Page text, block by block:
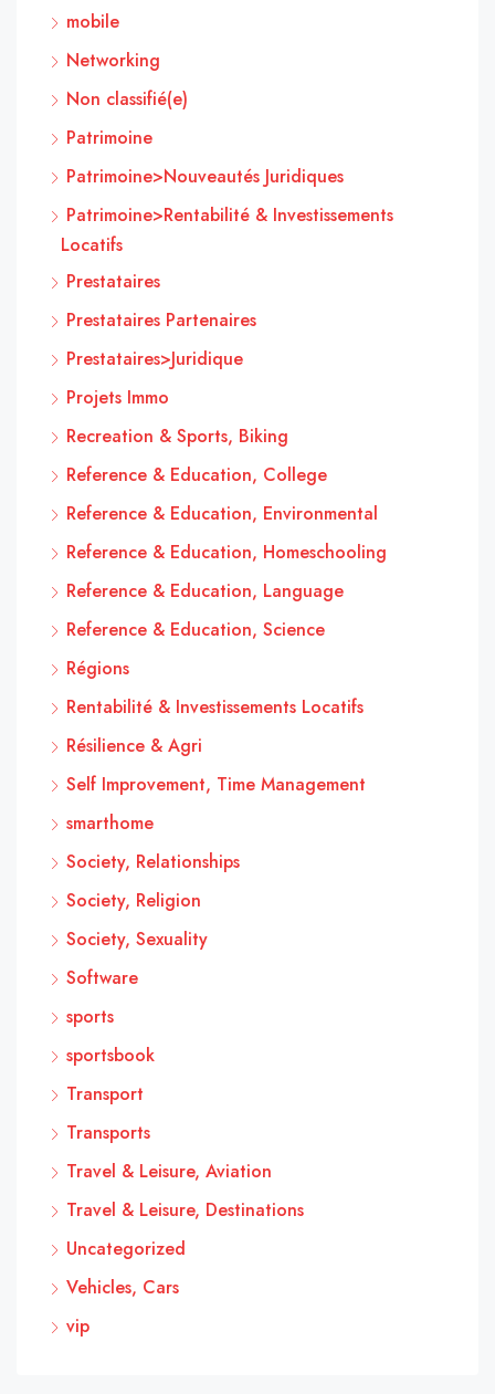
mobile
Networking
Non classifié(e)
Patrimoine
Patrimoine>Nouveautés Juridiques
Patrimoine>Rentabilité & Investissements
Locatifs
Prestataires
Prestataires Partenaires
Prestataires>Juridique
Projets Immo
Recreation & Sports, Biking
Reference & Education, College
Reference & Education, Environmental
Reference & Education, Homeschooling
Reference & Education, Language
Reference & Education, Science
Régions
Rentabilité & Investissements Locatifs
Résilience & Agri
Self Improvement, Time Management
smarthome
Society, Relationships
Society, Religion
Society, Sexuality
Software
sports
sportsbook
Transport
Transports
Travel & Leisure, Aviation
Travel & Leisure, Destinations
Uncategorized
Vehicles, Cars
vip